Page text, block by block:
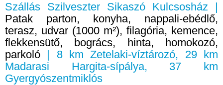
Szállás Szilveszter Sikaszó Kulcsosház |
Patak parton, konyha, nappali-ebédlő,
terasz, udvar (1000 m²), filagória, kemence,
flekkensütő, bogrács, hinta, homokozó,
parkoló | 8 km Zetelaki-víztározó, 29 km
Madarasi Hargita-sípálya, 37 km
Gyergyószentmiklós